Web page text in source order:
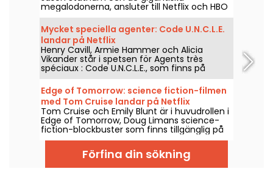
megalodonerna, ansluter till Netflix och HBO
Max den 2 augusti 2026.
Mycket speciella agenter: Code U.N.C.L.E.
landar på Netflix
Henry Cavill, Armie Hammer och Alicia
Vikander står i spetsen för Agents très
spéciaux : Code U.N.C.L.E., som finns på
Netflix från och med den 6 augusti 2026.
Edge of Tomorrow: science fiction-filmen
med Tom Cruise landar på Netflix
Tom Cruise och Emily Blunt är i huvudrollen i
Edge of Tomorrow, Doug Limans science-
fiction-blockbuster som finns tillgänglig på
Netflix från och med den 6 augusti 2026.
Förfina din sökning